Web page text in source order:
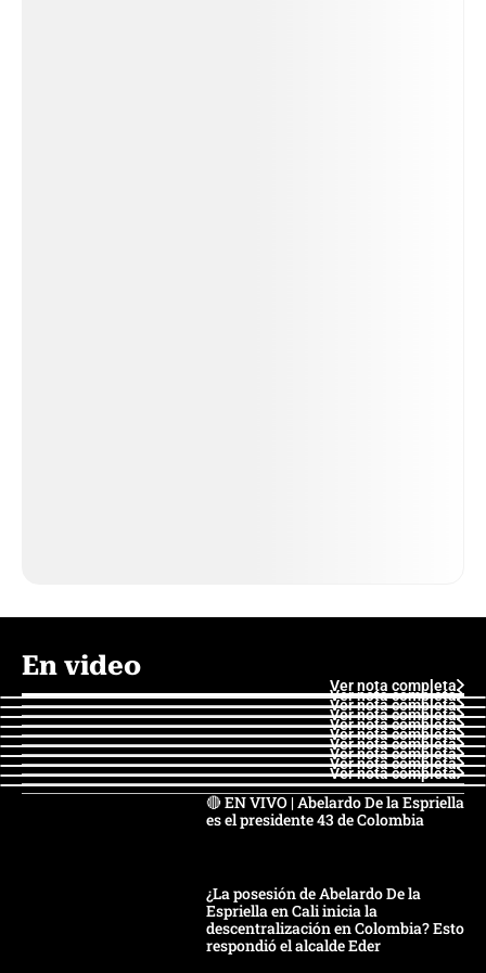
En video
Ver nota completa
Ver nota completa
Ver nota completa
Ver nota completa
Ver nota completa
Ver nota completa
Ver nota completa
Ver nota completa
Ver nota completa
Ver nota completa
🔴 EN VIVO | Abelardo De la Espriella
es el presidente 43 de Colombia
¿La posesión de Abelardo De la
Espriella en Cali inicia la
descentralización en Colombia? Esto
respondió el alcalde Eder